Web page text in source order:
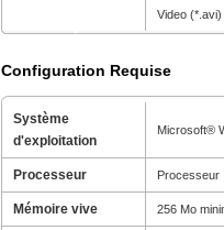
Video (*.avi)
Configuration Requise
Système
d'exploitation
Microsoft®
Processeur Processeur
Mémoire vive 256 Mo